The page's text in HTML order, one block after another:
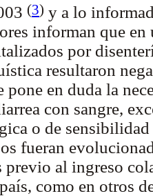
(3) y a lo
informan que
por
resultaron
pone en duda la
con sangre,
o de
fueran
al ingreso
como en otros